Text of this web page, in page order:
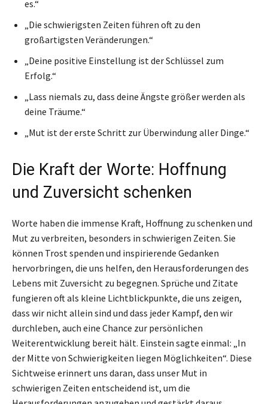
es.“
„Die schwierigsten Zeiten führen oft zu den
großartigsten Veränderungen.“
„Deine positive Einstellung ist der Schlüssel zum
Erfolg.“
„Lass niemals zu, dass deine Ängste größer werden als
deine Träume.“
„Mut ist der erste Schritt zur Überwindung aller Dinge.“
Die Kraft der Worte: Hoffnung
und Zuversicht schenken
Worte haben die immense Kraft, Hoffnung zu schenken und
Mut zu verbreiten, besonders in schwierigen Zeiten. Sie
können Trost spenden und inspirierende Gedanken
hervorbringen, die uns helfen, den Herausforderungen des
Lebens mit Zuversicht zu begegnen. Sprüche und Zitate
fungieren oft als kleine Lichtblickpunkte, die uns zeigen,
dass wir nicht allein sind und dass jeder Kampf, den wir
durchleben, auch eine Chance zur persönlichen
Weiterentwicklung bereit hält. Einstein sagte einmal: „In
der Mitte von Schwierigkeiten liegen Möglichkeiten“. Diese
Sichtweise erinnert uns daran, dass unser Mut in
schwierigen Zeiten entscheidend ist, um die